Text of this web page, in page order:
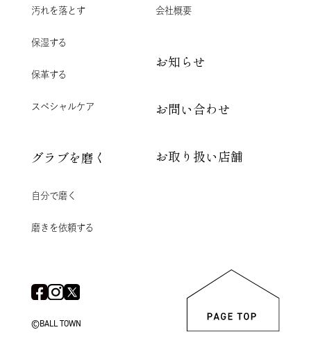
汚れを落とす
保湿する
保革する
スペシャルケア
グラブを磨く
自分で磨く
磨きを依頼する
会社概要
お知らせ
お問い合わせ
お取り扱い店舗
©BALL TOWN